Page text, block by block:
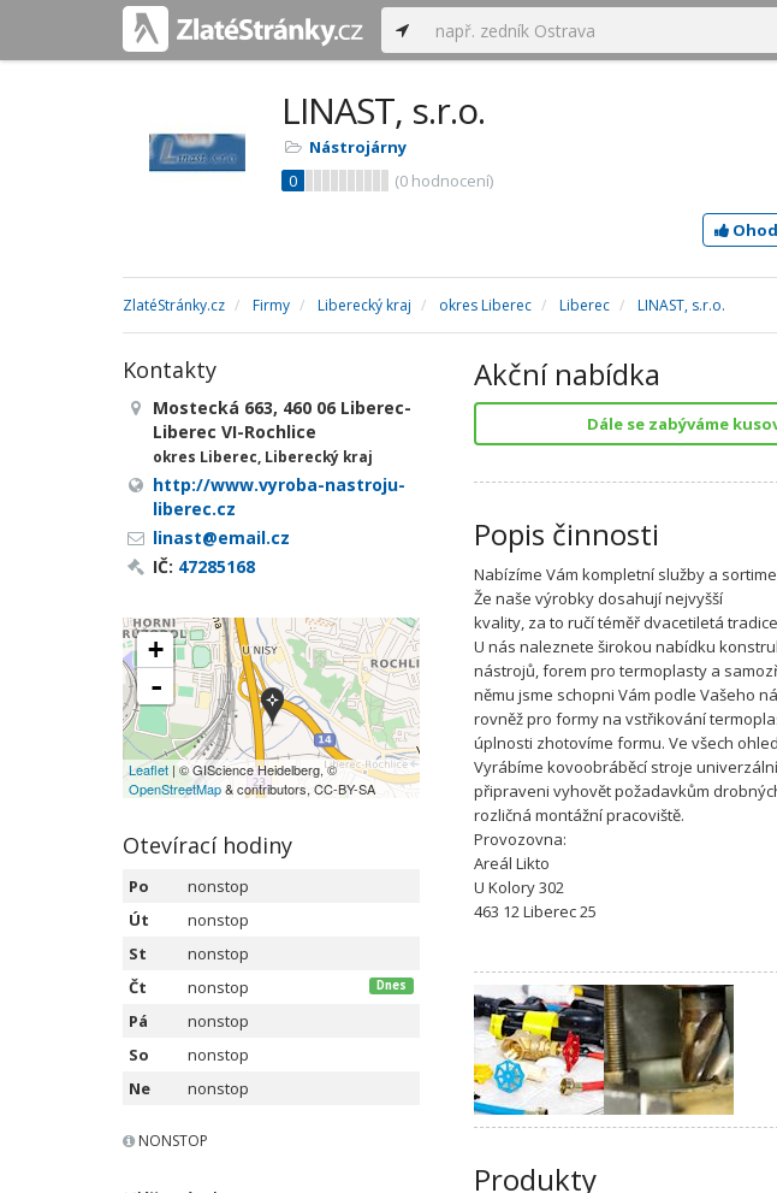
LINAST, s.r.o.
Nástrojárny
0
(0 hodnocení)
ZlatéStránky.cz Firmy Liberecký kraj okres Liberec Liberec LINAST, s.r.o.
Akční nabídka
Dále se zabýváme
Popis činnosti
Nabízíme Vám kompletní služby a
Že naše výrobky dosahují nejvyšší
kvality, za to ručí téměř dvacetiletá
U nás naleznete širokou nabídku
nástrojů, forem pro termoplasty a
němu jsme schopni Vám podle Vašeho
rovněž pro formy na vstřikování
úplnosti zhotovíme formu. Ve všech
Vyrábíme kovoobráběcí stroje
připraveni vyhovět požadavkům
rozličná montážní pracoviště.
Provozovna:
Areál Likto
U Kolory 302
463 12 Liberec 25
Produkty
Kontakty
Mostecká 663, 460 06 Liberec-
Liberec VI-Rochlice
okres Liberec, Liberecký kraj
http://www.vyroba-nastroju-
liberec.cz
linast@email.cz
IČ: 47285168
+
-
Leaflet | © GIScience Heidelberg, ©
OpenStreetMap& contributors, CC-BY-SA
Otevírací hodiny
Po
nonstop
Út
nonstop
St
nonstop
Čt
nonstop Dnes
Pá
nonstop
So
nonstop
Ne
nonstop
NONSTOP